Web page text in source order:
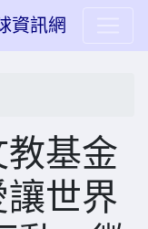
資訊網
基金
世界